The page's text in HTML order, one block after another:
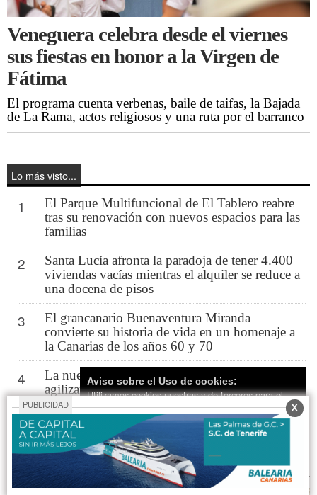
Veneguera celebra desde el viernes
sus fiestas en honor a la Virgen de
Fátima
El programa cuenta verbenas, baile de taifas, la Bajada
de La Rama, actos religiosos y una ruta por el barranco
Lo más visto...
1
El Parque Multifuncional de El Tablero reabre
tras su renovación con nuevos espacios para las
familias
2
Santa Lucía afronta la paradoja de tener 4.400
viviendas vacías mientras el alquiler se reduce a
una docena de pisos
3
El grancanario Buenaventura Miranda
convierte su historia de vida en un homenaje a
la Canarias de los años 60 y 70
4
La nueva ley permitirá a los ayuntamientos
agilizar las licencias y acelerar la construcción
de vivienda protegida
5
Detenido un hombre de 71 años por un
presunto delito de exhibicionismo ante menores
en Playa del Inglés
PUBLICIDAD X
Aviso sobre el Uso de cookies:
Utilizamos cookies nuestras y de terceros para el
funcionamiento del digital. Puedes consultar la lista
de cookies y como desconectarlas.Ver nuestra
Política de Privacidad y Cookies
Aceptar Cookies
Personalizar